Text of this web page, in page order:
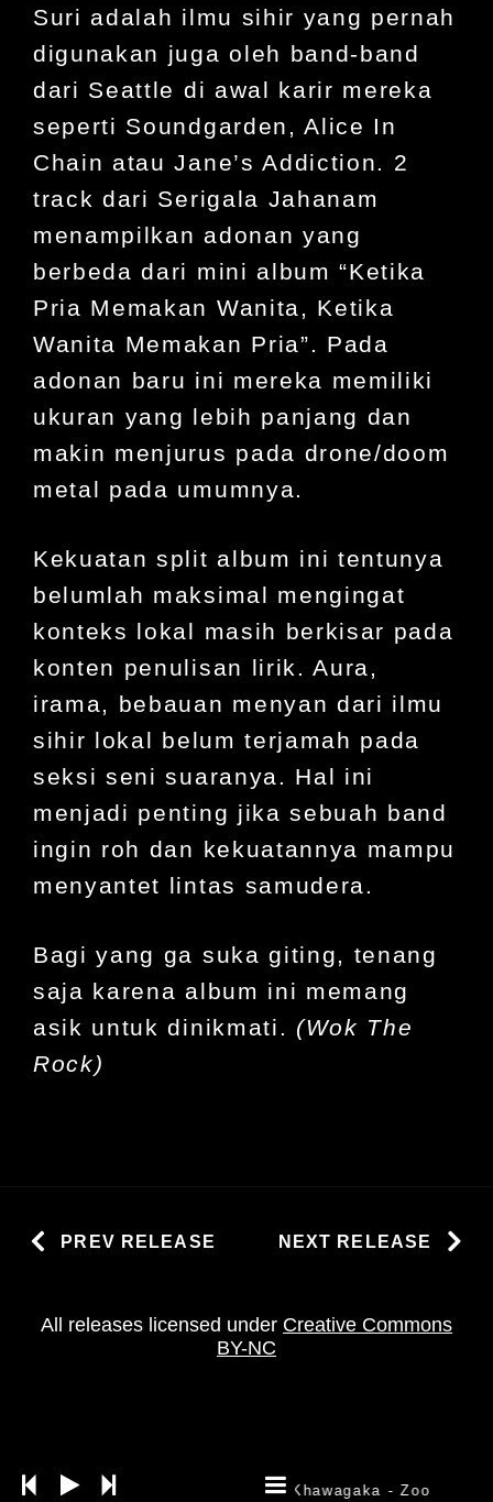
Suri adalah ilmu sihir yang pernah
digunakan juga oleh band-band
dari Seattle di awal karir mereka
seperti Soundgarden, Alice In
Chain atau Jane’s Addiction. 2
track dari Serigala Jahanam
menampilkan adonan yang
berbeda dari mini album “Ketika
Pria Memakan Wanita, Ketika
Wanita Memakan Pria”. Pada
adonan baru ini mereka memiliki
ukuran yang lebih panjang dan
makin menjurus pada drone/doom
metal pada umumnya.
Kekuatan split album ini tentunya
belumlah maksimal mengingat
konteks lokal masih berkisar pada
konten penulisan lirik. Aura,
irama, bebauan menyan dari ilmu
sihir lokal belum terjamah pada
seksi seni suaranya. Hal ini
menjadi penting jika sebuah band
ingin roh dan kekuatannya mampu
menyantet lintas samudera.
Bagi yang ga suka giting, tenang
saja karena album ini memang
asik untuk dinikmati. (Wok The
Rock)
PREV RELEASE NEXT RELEASE
All releases licensed under Creative Commons
BY-NC
Khawagaka- Zoo